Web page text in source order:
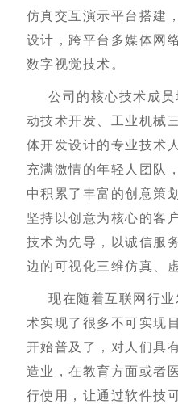
仿真交互演示平台搭建
设计，跨平台多媒体网
数字视觉技术。
公司的核心技术成员
动技术开发、工业机械
体开发设计的专业技术
充满激情的年轻人团队
中积累了丰富的创意策
坚持以创意为核心的客
技术为先导，以诚信服
边的可视化三维仿真、
现在随着互联网行业
术实现了很多不可实现
开始普及了，对人们具
造业，在教育方面或者
行使用，让通过软件技